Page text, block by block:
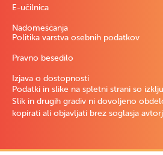
E-učilnica
Nadomeščanja
Politika varstva osebnih podatkov
Pravno besedilo
Izjava o dostopnosti
Podatki in slike na spletni strani so
Slik in drugih gradiv ni dovoljeno
kopirati ali objavljati brez soglasja